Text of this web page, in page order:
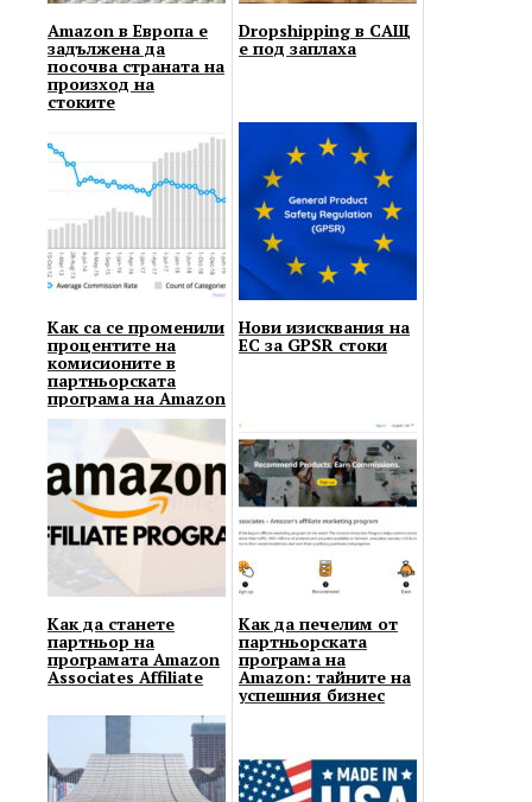
Amazon в Европа е
задължена да
посочва страната на
произход на
стоките
Dropshipping в САЩ
е под заплаха
Как са се променили
процентите на
комисионите в
партньорската
програма на Amazon
Нови изисквания на
ЕС за GPSR стоки
Как да станете
партньор на
програмата Amazon
Associates Affiliate
Как да печелим от
партньорската
програма на
Amazon: тайните на
успешния бизнес